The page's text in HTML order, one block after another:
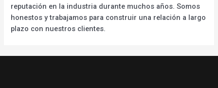
reputación en la industria durante muchos años. Somos
honestos y trabajamos para construir una relación a largo
plazo con nuestros clientes.